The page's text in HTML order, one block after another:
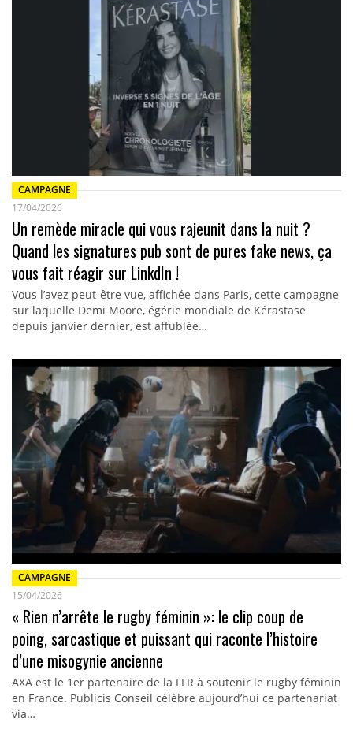
CAMPAGNE
17/04/2026
Un remède miracle qui vous rajeunit dans la nuit ?
Quand les signatures pub sont de pures fake news, ça
vous fait réagir sur LinkdIn !
Vous l’avez peut-être vue, affichée dans Paris, cette campagne
sur laquelle Demi Moore, égérie mondiale de Kérastase
depuis janvier dernier, est affublée…
CAMPAGNE
15/04/2026
« Rien n’arrête le rugby féminin »: le clip coup de
poing, sarcastique et puissant qui raconte l’histoire
d’une misogynie ancienne
AXA est le 1er partenaire de la FFR à soutenir le rugby féminin
en France. Publicis Conseil célèbre aujourd’hui ce partenariat
via…